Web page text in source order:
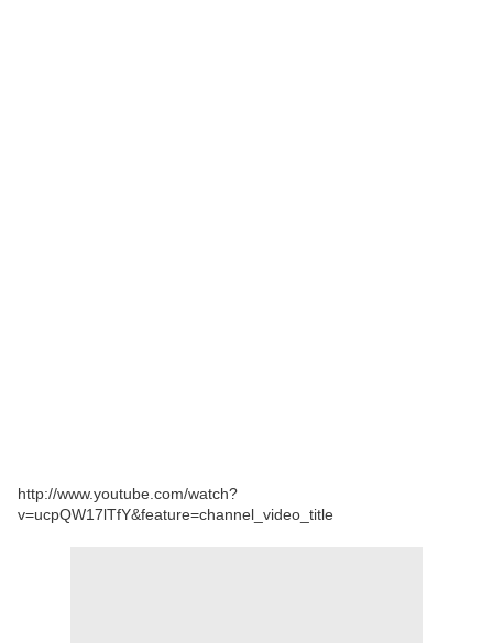
http://www.youtube.com/watch?
v=ucpQW17lTfY&feature=channel_video_title